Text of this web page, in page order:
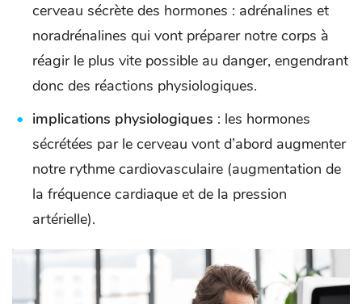
cerveau sécrète des hormones : adrénalines et
noradrénalines qui vont préparer notre corps à
réagir le plus vite possible au danger, engendrant
donc des réactions physiologiques.
implications physiologiques : les hormones
sécrétées par le cerveau vont d’abord augmenter
notre rythme cardiovasculaire (augmentation de
la fréquence cardiaque et de la pression
artérielle).